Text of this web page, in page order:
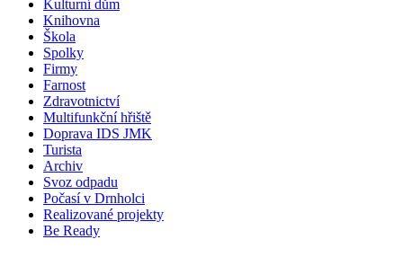
Kulturní dům
Knihovna
Škola
Spolky
Firmy
Farnost
Zdravotnictví
Multifunkční hřiště
Doprava IDS JMK
Turista
Archiv
Svoz odpadu
Počasí v Drnholci
Realizované projekty
Be Ready